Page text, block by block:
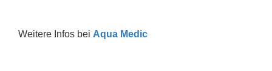
Weitere Infos bei Aqua Medic